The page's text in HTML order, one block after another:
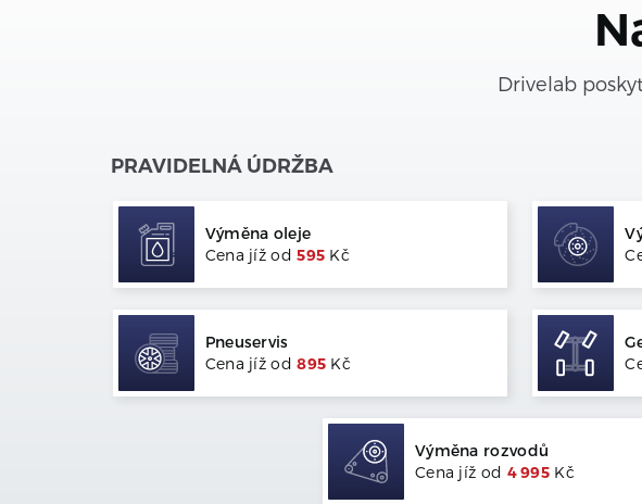
Drivelab
PRAVIDELNÁ ÚDRŽBA
Výměna oleje
Cena jíž od595 Kč
Pneuservis
Cena jíž od895 Kč
Výměna rozvodů
Cena jíž od 4 995 Kč